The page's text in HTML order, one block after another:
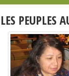
PEUPLES